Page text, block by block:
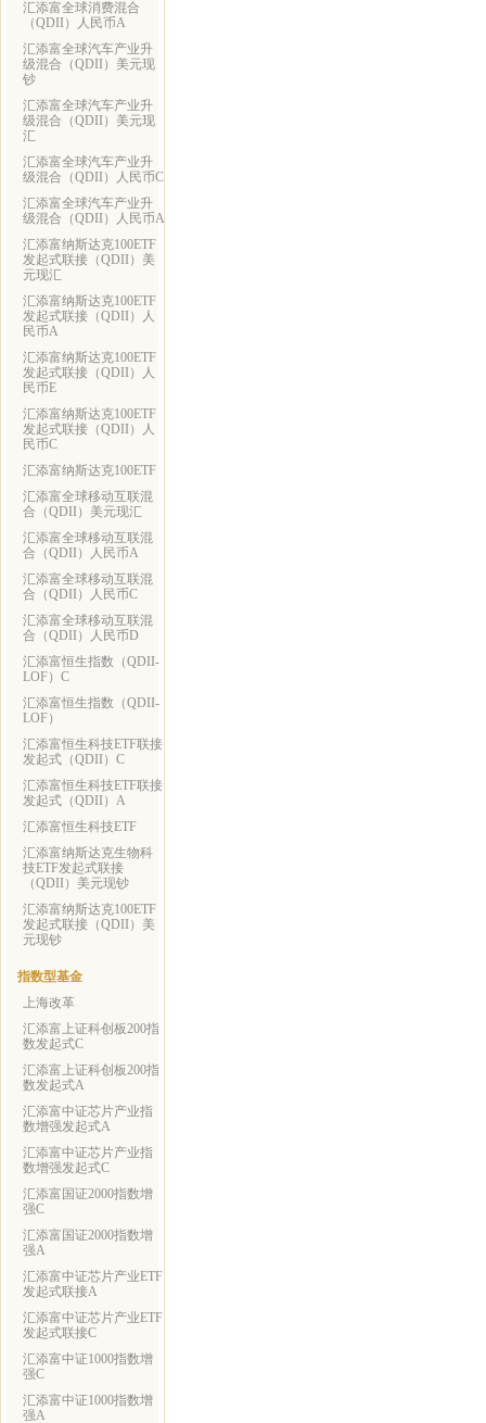
汇添富全球消费混合
（QDII）人民币A
汇添富全球汽车产业升
级混合（QDII）美元现
钞
汇添富全球汽车产业升
级混合（QDII）美元现
汇
汇添富全球汽车产业升
级混合（QDII）人民币C
汇添富全球汽车产业升
级混合（QDII）人民币A
汇添富纳斯达克100ETF
发起式联接（QDII）美
元现汇
汇添富纳斯达克100ETF
发起式联接（QDII）人
民币A
汇添富纳斯达克100ETF
发起式联接（QDII）人
民币E
汇添富纳斯达克100ETF
发起式联接（QDII）人
民币C
汇添富纳斯达克100ETF
汇添富全球移动互联混
合（QDII）美元现汇
汇添富全球移动互联混
合（QDII）人民币A
汇添富全球移动互联混
合（QDII）人民币C
汇添富全球移动互联混
合（QDII）人民币D
汇添富恒生指数（QDII-
LOF）C
汇添富恒生指数（QDII-
LOF）
汇添富恒生科技ETF联接
发起式（QDII）C
汇添富恒生科技ETF联接
发起式（QDII）A
汇添富恒生科技ETF
汇添富纳斯达克生物科
技ETF发起式联接
（QDII）美元现钞
汇添富纳斯达克100ETF
发起式联接（QDII）美
元现钞
指数型基金
上海改革
汇添富上证科创板200指
数发起式C
汇添富上证科创板200指
数发起式A
汇添富中证芯片产业指
数增强发起式A
汇添富中证芯片产业指
数增强发起式C
汇添富国证2000指数增
强C
汇添富国证2000指数增
强A
汇添富中证芯片产业ETF
发起式联接A
汇添富中证芯片产业ETF
发起式联接C
汇添富中证1000指数增
强C
汇添富中证1000指数增
强A